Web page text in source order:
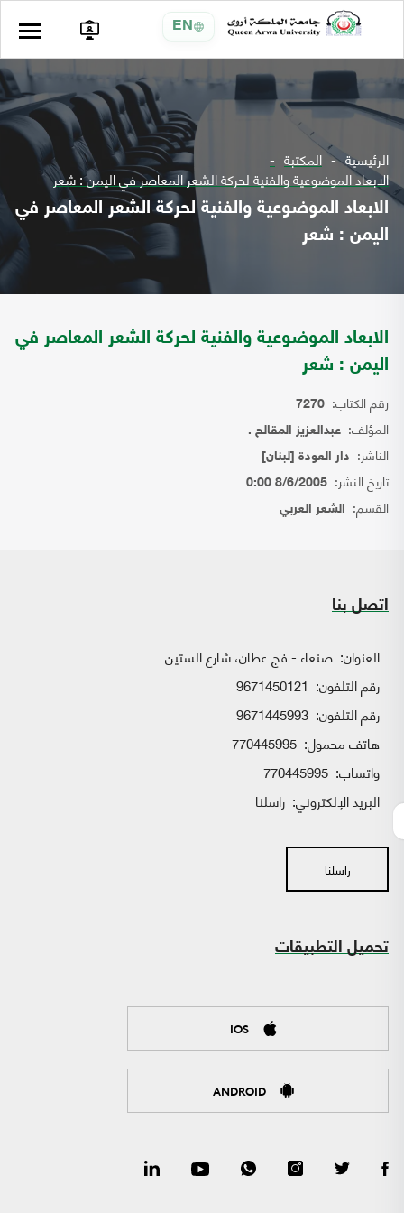
EN
الرئيسية المكتبة
الابعاد الموضوعية والفنية لحركة الشعر المعاصر في اليمن : شعر
الابعاد الموضوعية والفنية لحركة الشعر المعاصر في
اليمن : شعر
الابعاد الموضوعية والفنية لحركة الشعر المعاصر في
اليمن : شعر
رقم الكتاب: 7270
المؤلف: عبدالعزيز المقالح .
الناشر: دار العودة [لبنان]
تاريخ النشر: 8/6/2005 0:00
القسم: الشعر العربي
اتصل بنا
العنوان: صنعاء - فج عطان، شارع الستين
رقم التلفون: 9671450121
رقم التلفون: 9671445993
هاتف محمول: 770445995
واتساب:
البريد الإلكتروني: راسلنا
راسلنا
تحميل التطبيقات
IOS
ANDROID